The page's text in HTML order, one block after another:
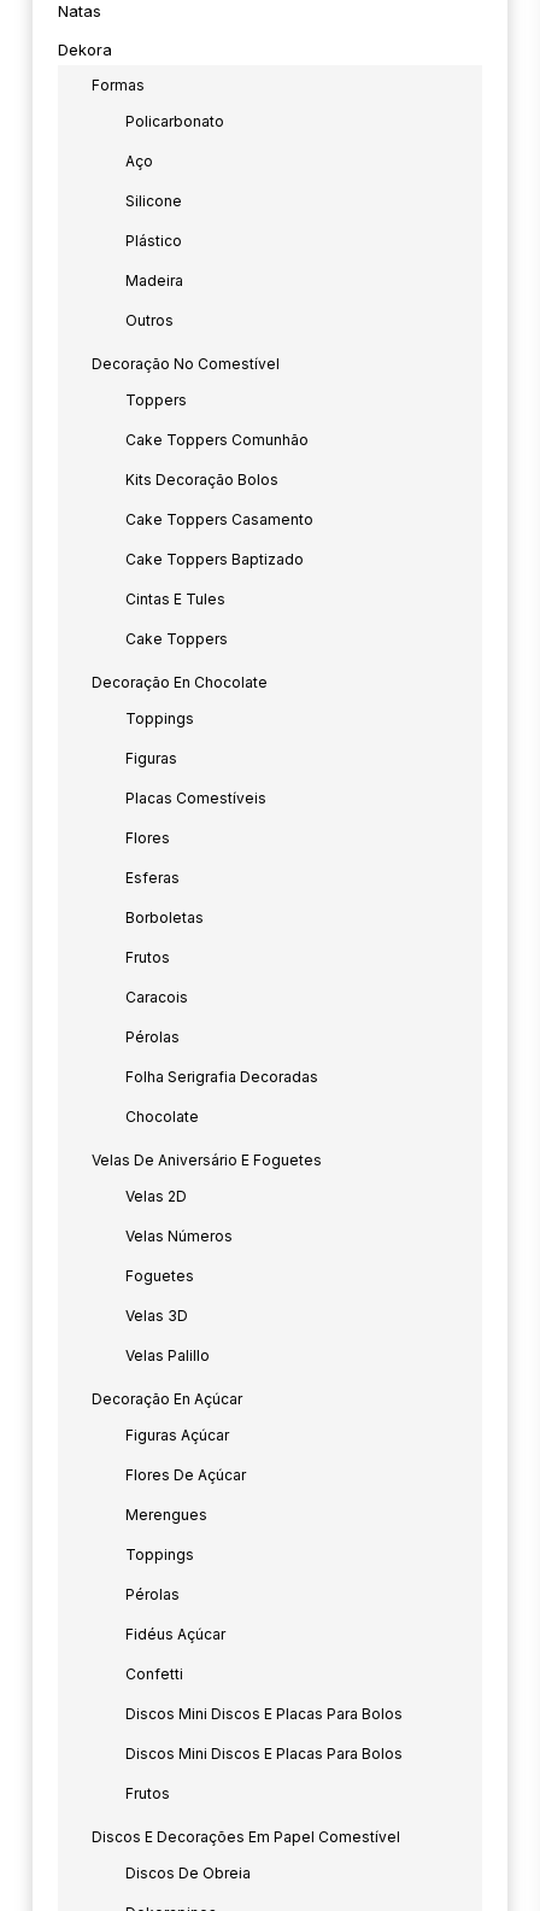
Natas
Dekora
Formas
Policarbonato
Aço
Silicone
Plástico
Madeira
Outros
Decoração No Comestível
Toppers
Cake Toppers Comunhão
Kits Decoração Bolos
Cake Toppers Casamento
Cake Toppers Baptizado
Cintas E Tules
Cake Toppers
Decoração En Chocolate
Toppings
Figuras
Placas Comestíveis
Flores
Esferas
Borboletas
Frutos
Caracois
Pérolas
Folha Serigrafia Decoradas
Chocolate
Velas De Aniversário E Foguetes
Velas 2D
Velas Números
Foguetes
Velas 3D
Velas Palillo
Decoração En Açúcar
Figuras Açúcar
Flores De Açúcar
Merengues
Toppings
Pérolas
Fidéus Açúcar
Confetti
Discos Mini Discos E Placas Para Bolos
Discos Mini Discos E Placas Para Bolos
Frutos
Discos E Decorações Em Papel Comestível
Discos De Obreia